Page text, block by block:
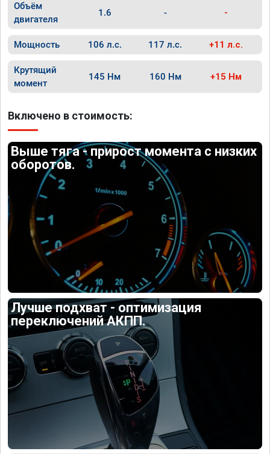
Объём
двигателя
1.6 - -
Мощность 106 л.с. 117 л.с. +11 л.с.
Крутящий
момент
145 Нм 160 Нм +15 Нм
Включено в стоимость:
Выше тяга - прирост момента с низких
оборотов.
Лучше подхват - оптимизация
переключений АКПП.